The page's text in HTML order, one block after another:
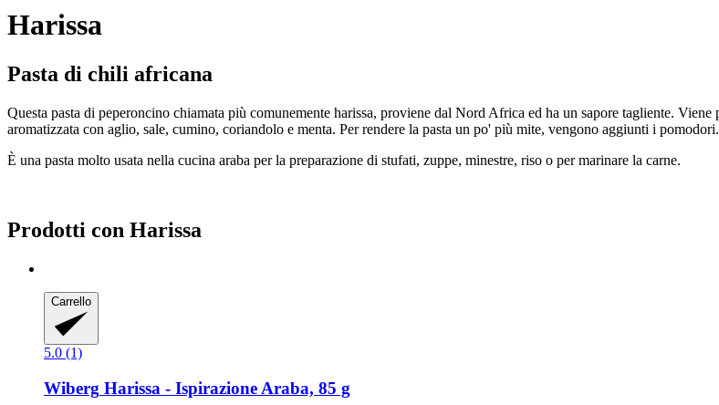
Harissa
Pasta di chili africana
Questa pasta di peperoncino chiamata più comunemente harissa, proviene dal Nord Africa ed ha un sapore tagliente.
aromatizzata con aglio, sale, cumino, coriandolo e menta. Per rendere la pasta un po' più mite, vengono aggiunti i pomodori.
È una pasta molto usata nella cucina araba per la preparazione di stufati, zuppe, minestre, riso o per marinare la carne.
Prodotti con Harissa
Carrello
5.0 (1)
Wiberg Harissa -​ Ispirazione Araba, 85 g